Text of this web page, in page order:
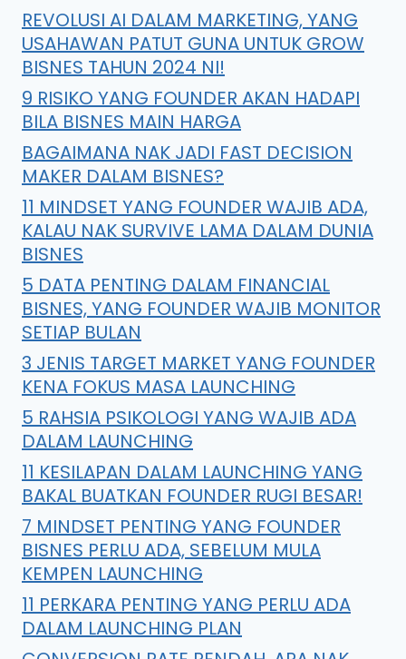
REVOLUSI AI DALAM MARKETING, YANG
USAHAWAN PATUT GUNA UNTUK GROW
BISNES TAHUN 2024 NI!
9 RISIKO YANG FOUNDER AKAN HADAPI
BILA BISNES MAIN HARGA
BAGAIMANA NAK JADI FAST DECISION
MAKER DALAM BISNES?
11 MINDSET YANG FOUNDER WAJIB ADA,
KALAU NAK SURVIVE LAMA DALAM DUNIA
BISNES
5 DATA PENTING DALAM FINANCIAL
BISNES, YANG FOUNDER WAJIB MONITOR
SETIAP BULAN
3 JENIS TARGET MARKET YANG FOUNDER
KENA FOKUS MASA LAUNCHING
5 RAHSIA PSIKOLOGI YANG WAJIB ADA
DALAM LAUNCHING
11 KESILAPAN DALAM LAUNCHING YANG
BAKAL BUATKAN FOUNDER RUGI BESAR!
7 MINDSET PENTING YANG FOUNDER
BISNES PERLU ADA, SEBELUM MULA
KEMPEN LAUNCHING
11 PERKARA PENTING YANG PERLU ADA
DALAM LAUNCHING PLAN